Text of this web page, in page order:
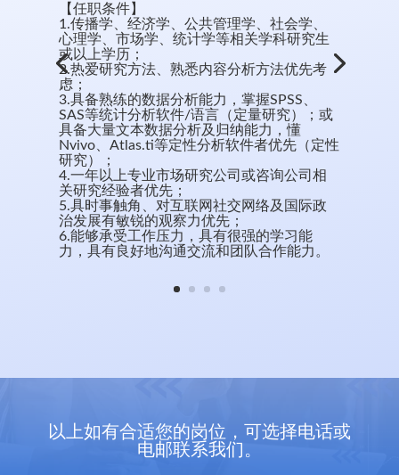
【任职条件】
1.传播学、经济学、公共管理学、社会学、
心理学、市场学、统计学等相关学科研究生
或以上学历；
2.热爱研究方法、熟悉内容分析方法优先考
虑；
3.具备熟练的数据分析能力，掌握SPSS、
SAS等统计分析软件/语言（定量研究）；或
具备大量文本数据分析及归纳能力，懂
Nvivo、Atlas.ti等定性分析软件者优先（定性
研究）；
4.一年以上专业市场研究公司或咨询公司相
关研究经验者优先；
5.具时事触角、对互联网社交网络及国际政
治发展有敏锐的观察力优先；
6.能够承受工作压力，具有很强的学习能
力，具有良好地沟通交流和团队合作能力。
以上如有合适您的岗位，可选择电话或
电邮联系我们。